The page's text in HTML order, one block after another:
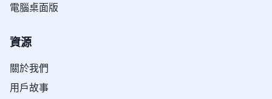
電腦桌面版
資源
關於我們
用戶故事